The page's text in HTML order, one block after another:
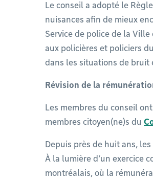
Le conseil a adopté le
nuisances afin de mieux
Service de police de la
aux policières et policiers
dans les situations de bruit
Révision de la
Les membres du conseil
membres citoyen(ne)s du
Depuis près de huit ans,
À la lumière d’un exercice
montréalais, où la